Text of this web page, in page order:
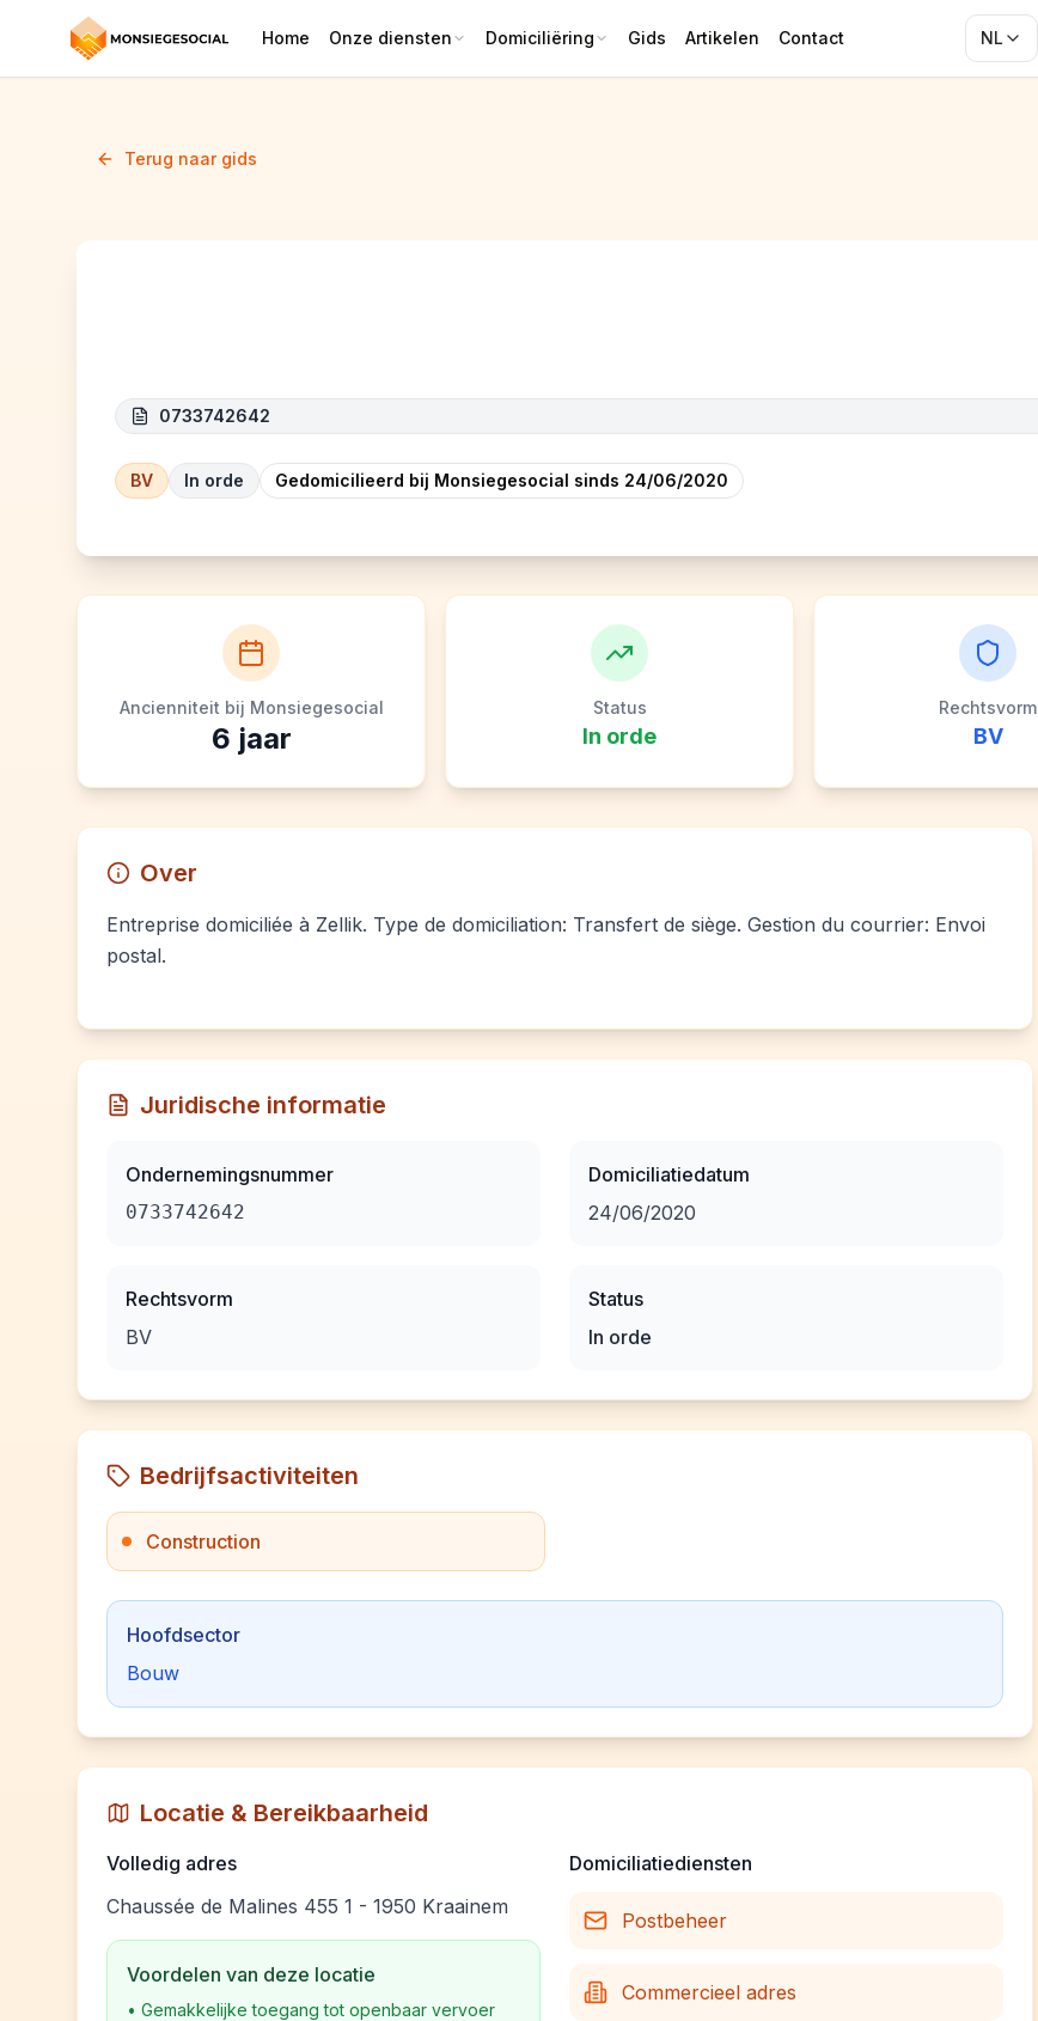
Home Onze diensten Domiciliëring Gids Artikelen Contact NL
Terug naar gids
0733742642
BV In orde Gedomicilieerd bij Monsiegesocial sinds 24/06/2020
Ancienniteit bij Monsiegesocial
6 jaar
Status
In orde
Rechtsvorm
BV
Over
Entreprise domiciliée à Zellik. Type de domiciliation: Transfert de siège. Gestion du courrier: Envoi
postal.
Juridische informatie
Ondernemingsnummer
0733742642
Rechtsvorm
BV
Domiciliatiedatum
24/06/2020
Status
In orde
Bedrijfsactiviteiten
Construction
Hoofdsector
Bouw
Locatie & Bereikbaarheid
Volledig adres
Chaussée de Malines 455 1 - 1950 Kraainem
Voordelen van deze locatie
• Gemakkelijke toegang tot openbaar vervoer
Domiciliatiediensten
Postbeheer
Commercieel adres